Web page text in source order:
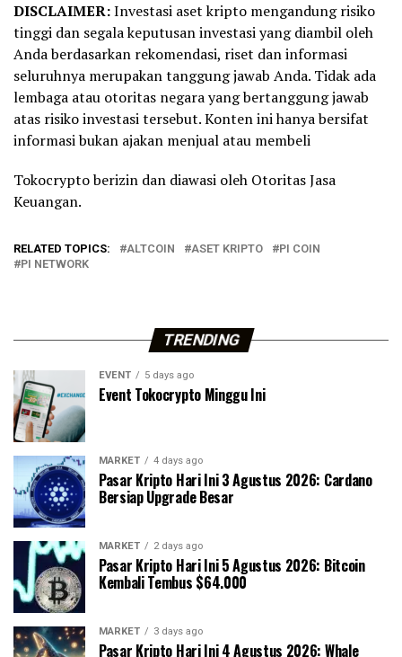
DISCLAIMER:Investasi aset kripto mengandung risiko
tinggi dan segala keputusan investasi yang diambil oleh
Anda berdasarkan rekomendasi, riset dan informasi
seluruhnya merupakan tanggung jawab Anda. Tidak ada
lembaga atau otoritas negara yang bertanggung jawab
atas risiko investasi tersebut. Konten ini hanya bersifat
informasi bukan ajakan menjual atau membeli
Tokocrypto berizin dan diawasi oleh Otoritas Jasa
Keuangan.
RELATED TOPICS: ALTCOIN ASET KRIPTO
PI COIN
PI NETWORK
TRENDING
EVENT 5 days ago
Event Tokocrypto Minggu Ini
MARKET 4 days ago
Pasar Kripto Hari Ini 3 Agustus 2026: Cardano
Bersiap Upgrade Besar
MARKET 2 days ago
Pasar Kripto Hari Ini 5 Agustus 2026: Bitcoin
Kembali Tembus $64.000
MARKET 3 days ago
Pasar Kripto Hari Ini 4 Agustus 2026: Whale